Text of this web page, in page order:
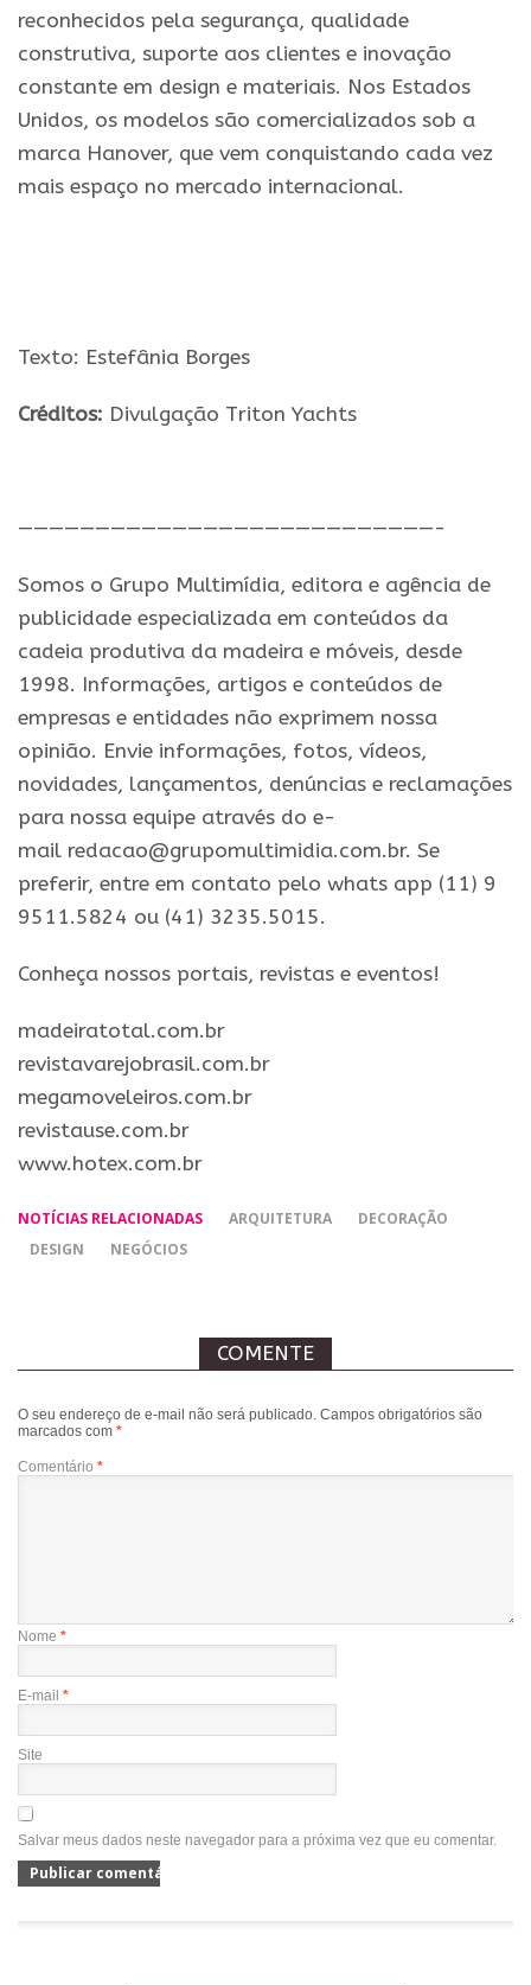
reconhecidos pela segurança, qualidade
construtiva, suporte aos clientes e inovação
constante em design e materiais. Nos Estados
Unidos, os modelos são comercializados sob a
marca Hanover, que vem conquistando cada vez
mais espaço no mercado internacional.
Texto: Estefânia Borges
Créditos: Divulgação Triton Yachts
———————————————————————————-
Somos o Grupo Multimídia, editora e agência de
publicidade especializada em conteúdos da
cadeia produtiva da madeira e móveis, desde
1998. Informações, artigos e conteúdos de
empresas e entidades não exprimem nossa
opinião. Envie informações, fotos, vídeos,
novidades, lançamentos, denúncias e reclamações
para nossa equipe através do e-
mail redacao@grupomultimidia.com.br. Se
preferir, entre em contato pelo whats app (11) 9
9511.5824 ou (41) 3235.5015.
​Conheça nossos ​portais, revistas e eventos​!
madeiratotal.com.br
revistavarejobrasil.com.br
megamoveleiros.com.br
revistause.com.br
www.hotex.com.br
NOTÍCIAS RELACIONADAS ARQUITETURA
DECORAÇÃO
DESIGN
NEGÓCIOS
COMENTE
O seu endereço de e-mail não será publicado. Campos obrigatórios são
marcados com *
Comentário *
Nome *
E-mail *
Site
Salvar meus dados neste navegador para a próxima vez que eu comentar.